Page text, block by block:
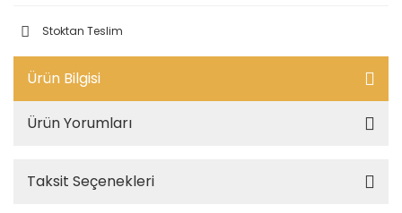
Stoktan Teslim
Ürün Bilgisi
Ürün Yorumları
Taksit Seçenekleri